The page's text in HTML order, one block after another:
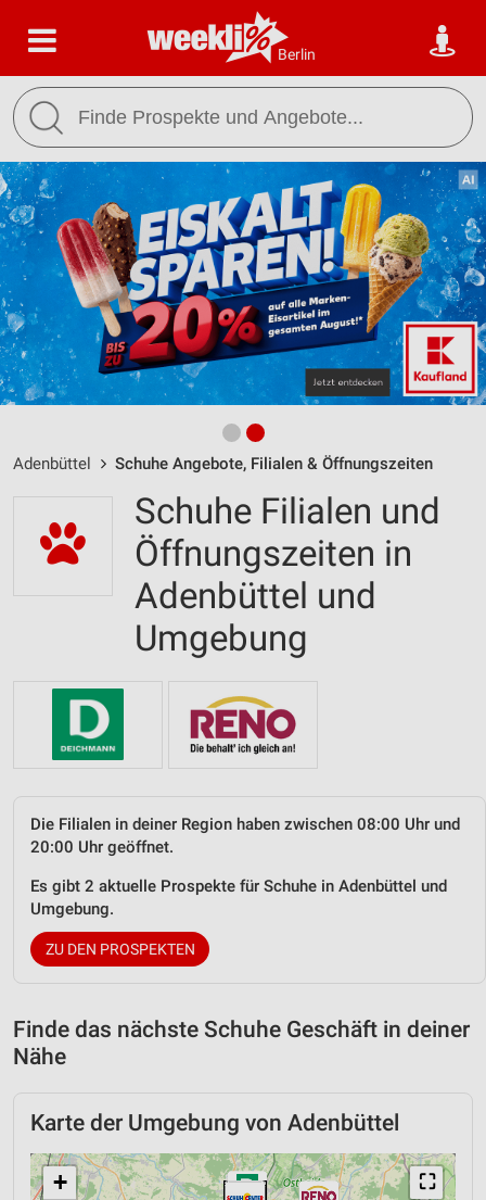
Berlin
Adenbüttel Schuhe Angebote, Filialen & Öffnungszeiten
Schuhe Filialen und
Öffnungszeiten in
Adenbüttel und
Umgebung
Die Filialen in deiner Region haben zwischen 08:00 Uhr und
20:00 Uhr geöffnet.
Es gibt 2 aktuelle Prospekte für Schuhe in Adenbüttel und
Umgebung.
ZU DEN PROSPEKTEN
Finde das nächste Schuhe Geschäft in deiner
Nähe
Karte der Umgebung von Adenbüttel
⛶
+